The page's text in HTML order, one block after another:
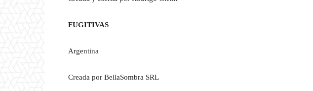
FUGITIVAS
Argentina
Creada por BellaSombra SRL